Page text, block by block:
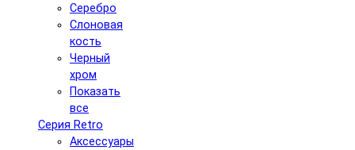
Серебро
Слоновая
кость
Черный
хром
Показать
все
Серия Retro
Аксессуары